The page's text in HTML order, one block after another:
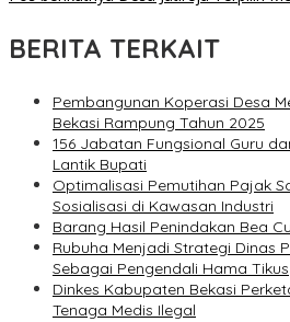
BERITA TERKAIT
Pembangunan Koperasi Desa
Bekasi Rampung Tahun 2025
156 Jabatan Fungsional Guru
Lantik Bupati
Optimalisasi Pemutihan Pajak
Sosialisasi di Kawasan Industri
Barang Hasil Penindakan Bea
Rubuha Menjadi Strategi Dinas
Sebagai Pengendali Hama Tikus
Dinkes Kabupaten Bekasi
Tenaga Medis Ilegal